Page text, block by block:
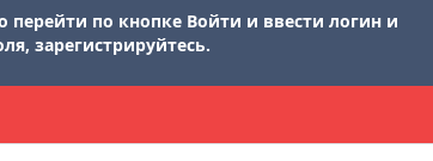
по кнопке Войти и ввести логин и
зарегистрируйтесь.